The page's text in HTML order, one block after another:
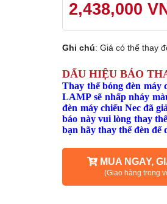
2,438,000
Ghi chú: Giá có thể thay
DẤU HIỆU BÁO
Thay thế bóng đèn máy
LAMP sẽ nhấp nháy
đèn máy chiếu Nec đã
báo này vui lòng thay
bạn hãy thay thế đèn
MUA NGAY,
(Giao hàng trong